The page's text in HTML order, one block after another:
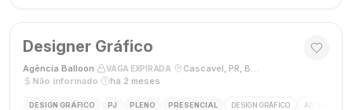
Designer Gráfico
Agência Balloon VAGA EXPIRADA Cascavel, PR, Brasil
Não informado
há 2 meses
DESIGN GRÁFICO PJ PLENO PRESENCIAL DESIGN GRÁFICO ADOBE